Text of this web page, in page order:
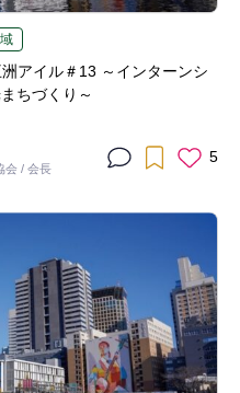
アイル＃13 ～インターンシ
ちづくり～
会 / 会長
5